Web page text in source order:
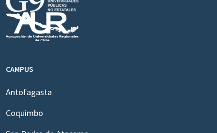
CAMPUS
Antofagasta
Coquimbo